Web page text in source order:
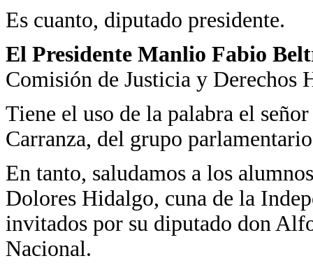
Es cuanto, diputado presidente.
El Presidente Manlio Fabio
Comisión de Justicia y Derechos
Tiene el uso de la palabra el
Carranza, del grupo
En tanto, saludamos a los
Dolores Hidalgo, cuna de la
invitados por su diputado don
Nacional.